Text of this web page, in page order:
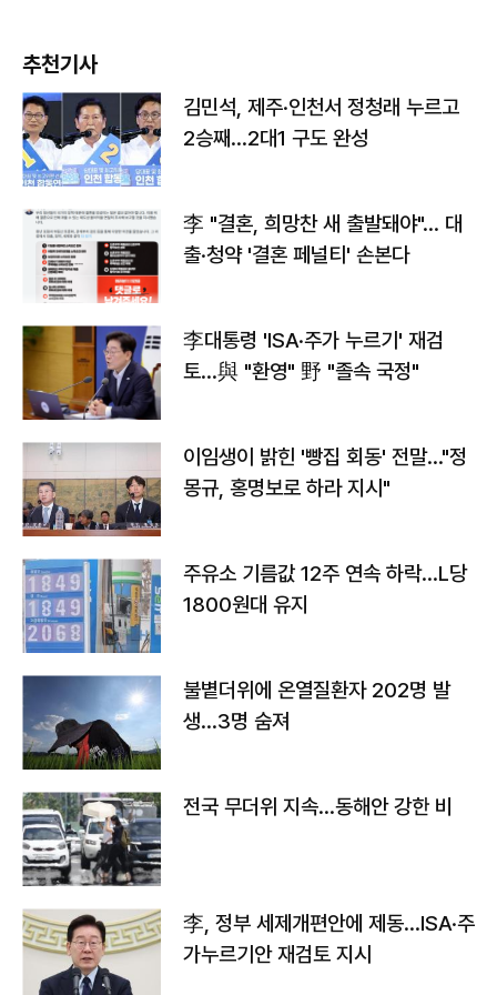
추천기사
김민석, 제주·인천서 정청래 누르고
2승째…2대1 구도 완성
李 "결혼, 희망찬 새 출발돼야"… 대
출·청약 '결혼 페널티' 손본다
李대통령 'ISA·주가 누르기' 재검
토…與 "환영" 野 "졸속 국정"
이임생이 밝힌 '빵집 회동' 전말…"정
몽규, 홍명보로 하라 지시"
주유소 기름값 12주 연속 하락…L당
1800원대 유지
불볕더위에 온열질환자 202명 발
생…3명 숨져
전국 무더위 지속…동해안 강한 비
李, 정부 세제개편안에 제동…ISA·주
가누르기안 재검토 지시